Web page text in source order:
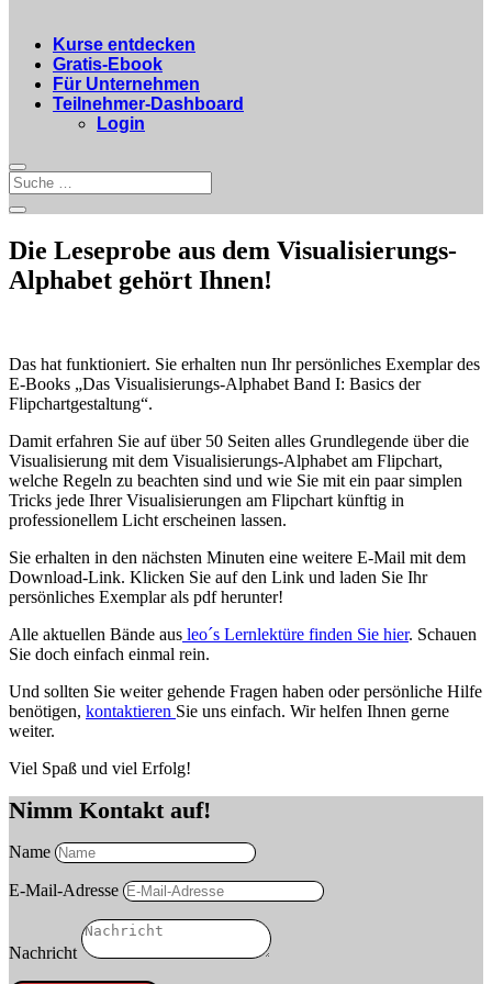
Kurse entdecken
Gratis-Ebook
Für Unternehmen
Teilnehmer-Dashboard
Login
Die Leseprobe aus dem Visualisierungs-
Alphabet gehört Ihnen!
Das hat funktioniert. Sie erhalten nun Ihr persönliches Exemplar des
E-Books „Das Visualisierungs-Alphabet Band I: Basics der
Flipchartgestaltung“.
Damit erfahren Sie auf über 50 Seiten alles Grundlegende über die
Visualisierung mit dem Visualisierungs-Alphabet am Flipchart,
welche Regeln zu beachten sind und wie Sie mit ein paar simplen
Tricks jede Ihrer Visualisierungen am Flipchart künftig in
professionellem Licht erscheinen lassen.
Sie erhalten in den nächsten Minuten eine weitere E-Mail mit dem
Download-Link. Klicken Sie auf den Link und laden Sie Ihr
persönliches Exemplar als pdf herunter!
Alle aktuellen Bände aus leo´s Lernlektüre finden Sie hier. Schauen
Sie doch einfach einmal rein.
Und sollten Sie weiter gehende Fragen haben oder persönliche Hilfe
benötigen, kontaktieren Sie uns einfach. Wir helfen Ihnen gerne
weiter.
Viel Spaß und viel Erfolg!
Nimm Kontakt auf!
Name
E-Mail-Adresse
Nachricht